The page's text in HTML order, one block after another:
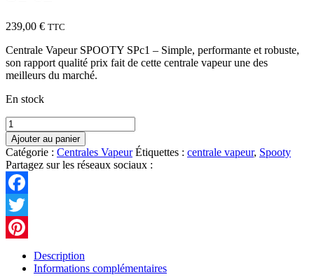
239,00 € TTC
Centrale Vapeur SPOOTY SPc1 – Simple, performante et robuste,
son rapport qualité prix fait de cette centrale vapeur une des
meilleurs du marché.
En stock
quantité
de
Centrale
Vapeur
SPOOTY
SPc1
Ajouter au panier
Catégorie : Centrales Vapeur Étiquettes : centrale vapeur, Spooty
Partagez sur les réseaux sociaux :
Facebook
Twitter
Pinterest
Description
Informations complémentaires